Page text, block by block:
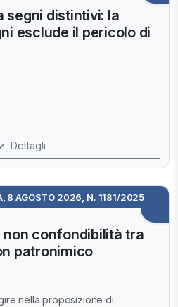
distintivi: la
esclude il pericolo di
Dettagli
8 AGOSTO 2026, N. 1181/2025
confondibilità tra
patronimico
nella proposizione di